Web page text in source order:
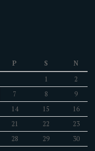
P S
N
1
2
7 8
9
14 15
16
21 22
23
28 29
30